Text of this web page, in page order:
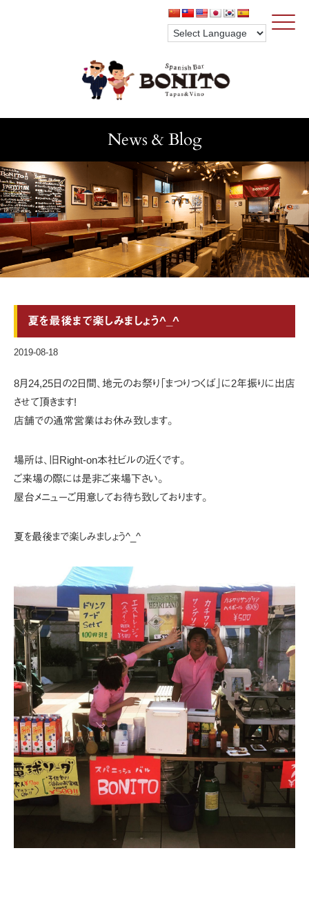
Click
News & Blog
夏を最後まで楽しみましょう^_^
2019-08-18
8月24,25日の2日間、 地元のお祭り「まつりつくば」に2年振りに出店
させて頂きます!
店舗での通常営業はお休み致します。
場所は、旧Right-on本社ビルの近くです。
ご来場の際には是非ご来場下さい。
屋台メニューご用意してお待ち致しております。
夏を最後まで楽しみましょう^_^